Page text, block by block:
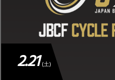
2.21 (土)